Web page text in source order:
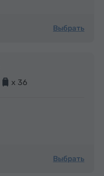
Выбрать
x 36
Выбрать